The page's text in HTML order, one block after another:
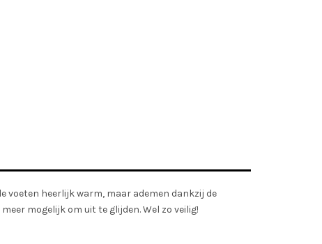
voeten heerlijk warm, maar ademen dankzij de
mogelijk om uit te glijden. Wel zo veilig!